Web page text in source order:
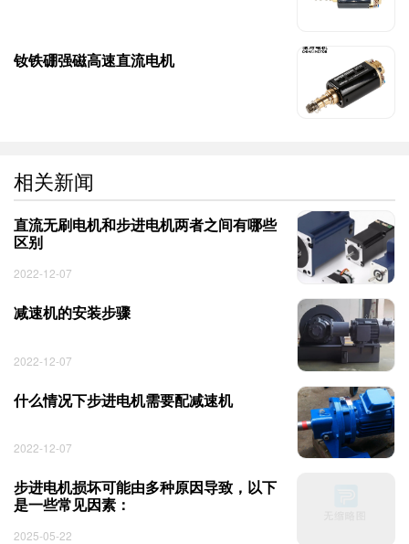
钕铁硼强磁高速直流电机
相关新闻
直流无刷电机和步进电机两者之间有哪些
区别
2022-12-07
减速机的安装步骤
2022-12-07
什么情况下步进电机需要配减速机 ​
2022-12-07
步进电机损坏可能由多种原因导致，以下
是一些常见因素：
2025-05-22